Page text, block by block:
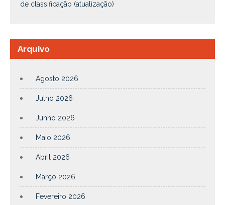
de classificação (atualização)
Arquivo
Agosto 2026
Julho 2026
Junho 2026
Maio 2026
Abril 2026
Março 2026
Fevereiro 2026